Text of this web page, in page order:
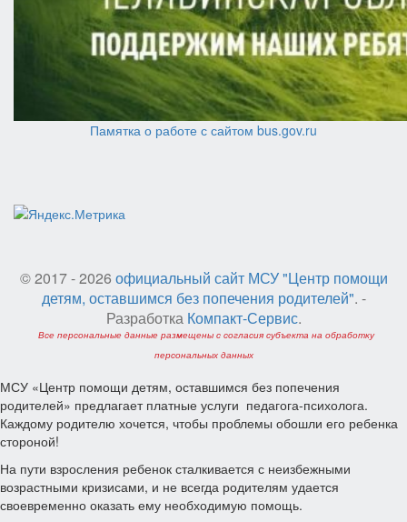
Памятка о работе с сайтом bus.gov.ru
© 2017 - 2026 официальный сайт МСУ "Центр помощи
детям, оставшимся без попечения родителей". -
Разработка Компакт-Сервис.
Все персональные данные размещены с согласия субъекта на обработку
персональных данных
МСУ «Центр помощи детям, оставшимся без попечения
родителей» предлагает платные услуги педагога-психолога.
Каждому родителю хочется, чтобы проблемы обошли его ребенка
стороной!
На пути взросления ребенок сталкивается с неизбежными
возрастными кризисами, и не всегда родителям удается
своевременно оказать ему необходимую помощь.